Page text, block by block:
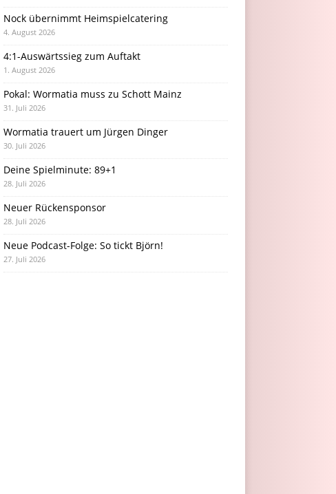
Nock übernimmt Heimspielcatering
4. August 2026
4:1-Auswärtssieg zum Auftakt
1. August 2026
Pokal: Wormatia muss zu Schott Mainz
31. Juli 2026
Wormatia trauert um Jürgen Dinger
30. Juli 2026
Deine Spielminute: 89+1
28. Juli 2026
Neuer Rückensponsor
28. Juli 2026
Neue Podcast-Folge: So tickt Björn!
27. Juli 2026